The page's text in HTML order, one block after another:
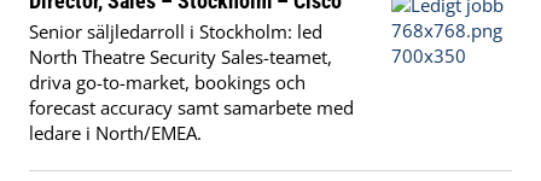
Senior säljledarroll i Stockholm: led
North Theatre Security Sales-teamet,
driva go-to-market, bookings och
forecast accuracy samt samarbete med
ledare i North/EMEA.